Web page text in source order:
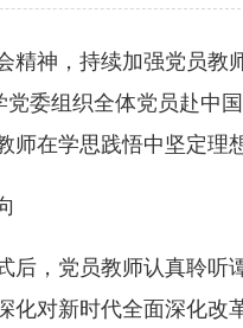
神，持续加强党员教
委组织全体党员赴中
在学思践悟中坚定理
，党员教师认真聆听
化对新时代全面深化